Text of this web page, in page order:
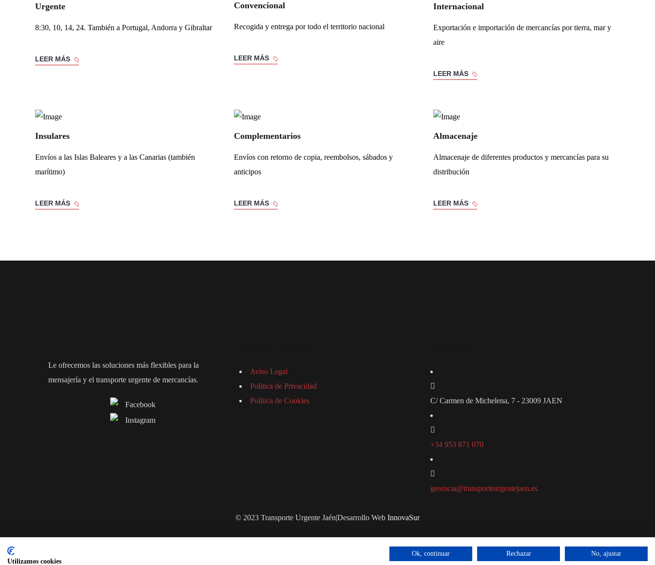
Urgente
8:30, 10, 14, 24. También a Portugal, Andorra y Gibraltar
LEER MÁS
Convencional
Recogida y entrega por todo el territorio nacional
LEER MÁS
Internacional
Exportación e importación de mercancías por tierra, mar y
aire
LEER MÁS
Insulares
Envíos a las Islas Baleares y a las Canarias (también
marítimo)
LEER MÁS
Complementarios
Envíos con retorno de copia, reembolsos, sábados y
anticipos
LEER MÁS
Almacenaje
Almacenaje de diferentes productos y mercancías para su
distribución
LEER MÁS
Le ofrecemos las soluciones más flexibles para la
mensajería y el transporte urgente de mercancías.
Aviso Legal
Política de Privacidad
Política de Cookies
C/ Carmen de Michelena, 7 - 23009 JAEN
+34 953 871 070
gerencia@transporteurgentejaen.es
© 2023 Transporte Urgente Jaén|Desarrollo Web InnovaSur
Utilizamos cookies
Ok, continuar Rechazar No, ajustar